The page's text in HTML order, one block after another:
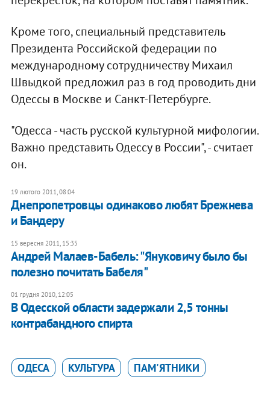
Кроме того, специальный представитель
Президента Российской федерации по
международному сотрудничеству Михаил
Швыдкой предложил раз в год проводить дни
Одессы в Москве и Санкт-Петербурге.
"Одесса - часть русской культурной мифологии.
Важно представить Одессу в России", - считает
он.
19 лютого 2011, 08:04
Днепропетровцы одинаково любят Брежнева
и Бандеру
15 вересня 2011, 15:35
Андрей Малаев-Бабель: "Януковичу было бы
полезно почитать Бабеля"
01 грудня 2010, 12:05
В Одесской области задержали 2,5 тонны
контрабандного спирта
ОДЕСА КУЛЬТУРА ПАМ'ЯТНИКИ